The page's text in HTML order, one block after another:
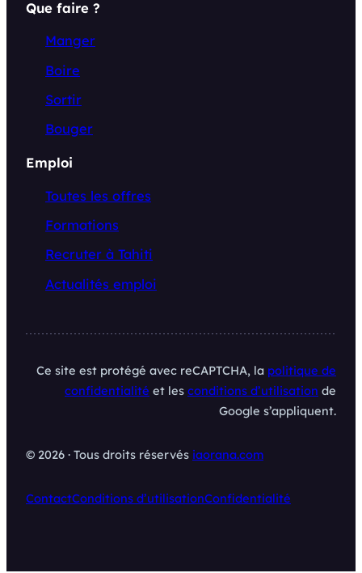
Que faire ?
Manger
Boire
Sortir
Bouger
Emploi
Toutes les offres
Formations
Recruter à Tahiti
Actualités emploi
Ce site est protégé avec reCAPTCHA, la politique de
confidentialité et les conditions d’utilisation de
Google s’appliquent.
© 2026 · Tous droits réservés iaorana.com
ContactConditions d’utilisationConfidentialité